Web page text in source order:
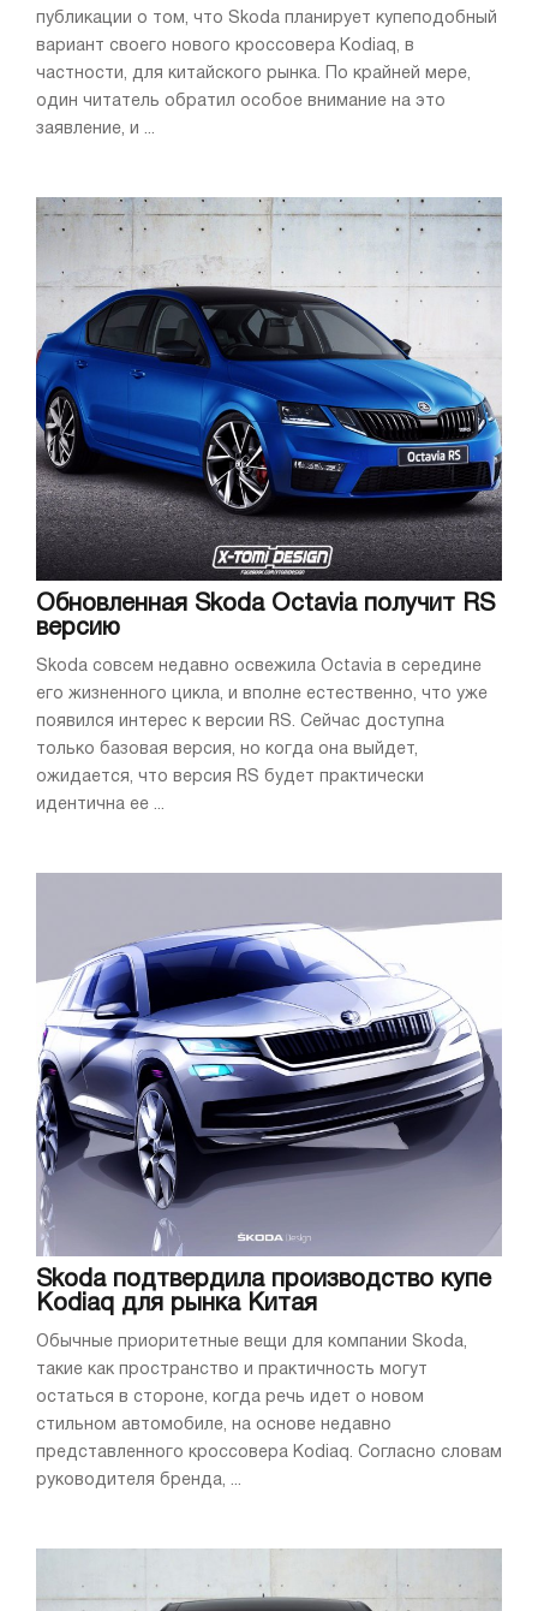
публикации о том, что Skoda планирует купеподобный
вариант своего нового кроссовера Kodiaq, в
частности, для китайского рынка. По крайней мере,
один читатель обратил особое внимание на это
заявление, и ...
Обновленная Skoda Octavia получит RS
версию
Skoda совсем недавно освежила Octavia в середине
его жизненного цикла, и вполне естественно, что уже
появился интерес к версии RS. Сейчас доступна
только базовая версия, но когда она выйдет,
ожидается, что версия RS будет практически
идентична ее ...
Skoda подтвердила производство купе
Kodiaq для рынка Китая
Обычные приоритетные вещи для компании Skoda,
такие как пространство и практичность могут
остаться в стороне, когда речь идет о новом
стильном автомобиле, на основе недавно
представленного кроссовера Kodiaq. Согласно словам
руководителя бренда, ...